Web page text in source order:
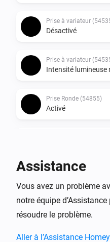
Prise à variateur
Désactivé
Prise à variateur
Intensité lumineuse
Prise Ronde (54855)
Activé
Activé
Socket (54796)
Assistance
Vous avez un problème
notre équipe
résoudre le problème.
Aller à l’Assistance Homey